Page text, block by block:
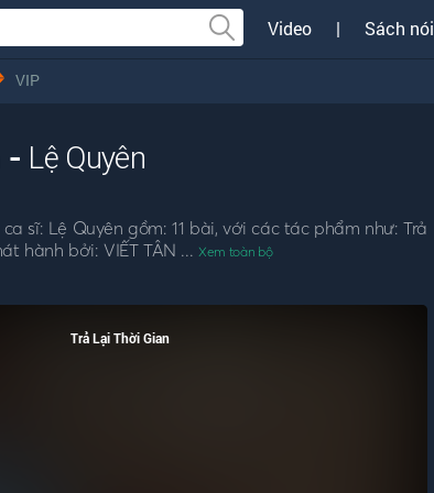
Video | Sách nói
VIP
- Lệ Quyên
sĩ: Lệ Quyên gồm: 11 bài, với các tác phẩm như: Trả
hành bởi: VIẾT TÂN ... Xem toàn bộ
Trả Lại Thời Gian